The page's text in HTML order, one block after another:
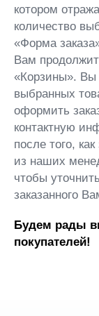
котором
количество
«Форма
Вам
«Корзины». Вы
выбранных
оформить
контактную
после того,
из наших
чтобы
заказанного
Будем рады
покупателей!